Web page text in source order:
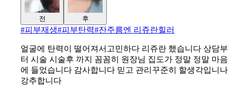
전 후
#피부재생#피부탄력#잔주름엔 리쥬란힐러
얼굴에 탄력이 떨어져서고민하다 리쥬란 했습니다 상담부
터 시술 시술후 까지 꼼꼼히 원장님 집도가 정말 정말 마음
에 들었습니다 감사합니다 믿고 관리꾸준히 할생각입니나
강추합니다